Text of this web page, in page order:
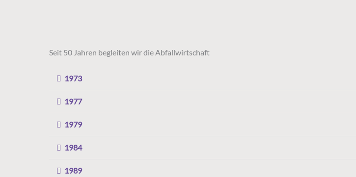
Seit 50 Jahren begleiten wir die Abfallwirtschaft
1973
1977
1979
1984
1989